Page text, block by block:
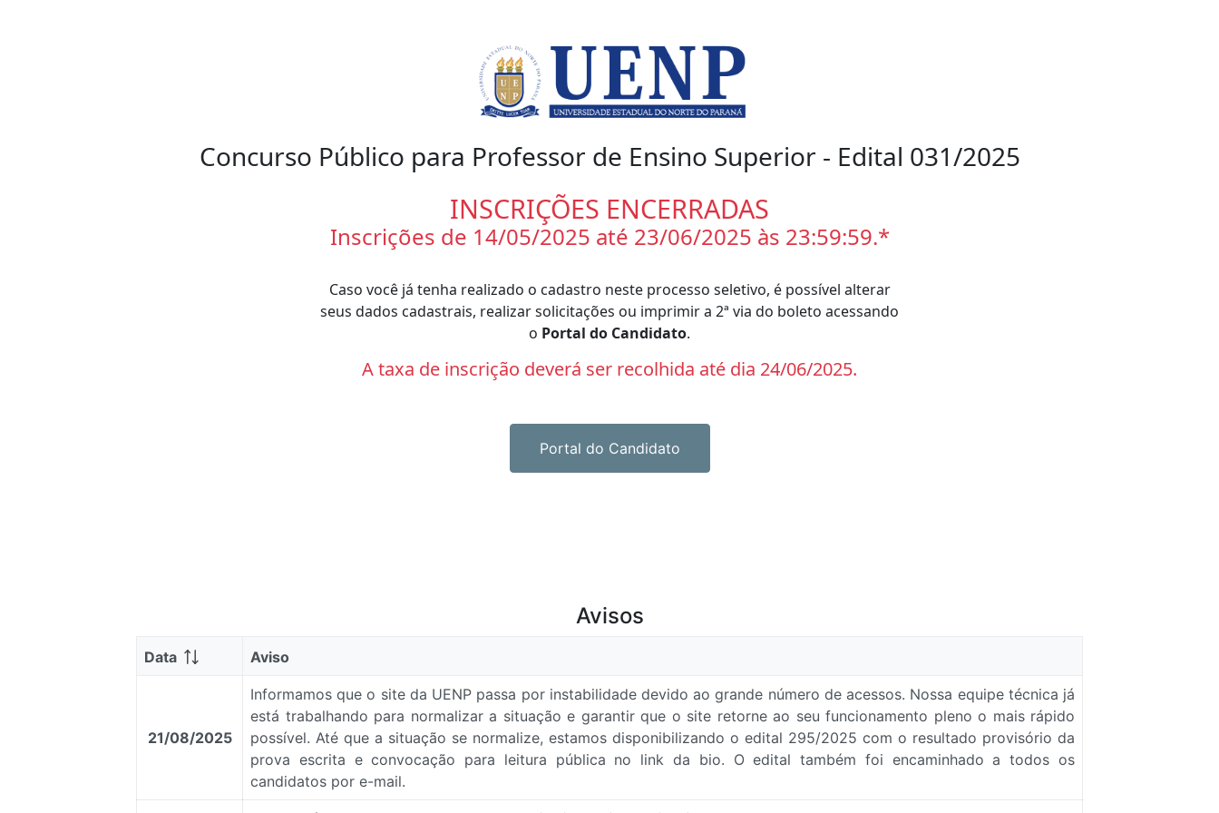
Concurso Público para Professor de Ensino Superior - Edital 031/2025
INSCRIÇÕES ENCERRADAS
Inscrições de 14/05/2025 até 23/06/2025 às 23:59:59.*
Caso você já tenha realizado o cadastro neste processo seletivo, é possível alterar
seus dados cadastrais, realizar solicitações ou imprimir a 2ª via do boleto acessando
o Portal do Candidato.
A taxa de inscrição deverá ser recolhida até dia 24/06/2025.
Portal do Candidato
Avisos
Data Aviso
21/08/2025
Informamos que o site da UENP passa por instabilidade devido ao grande número de acessos. Nossa equipe técnica já
está trabalhando para normalizar a situação e garantir que o site retorne ao seu funcionamento pleno o mais rápido
possível. Até que a situação se normalize, estamos disponibilizando o edital 295/2025 com o resultado provisório da
prova escrita e convocação para leitura pública no link da bio. O edital também foi encaminhado a todos os
candidatos por e-mail.